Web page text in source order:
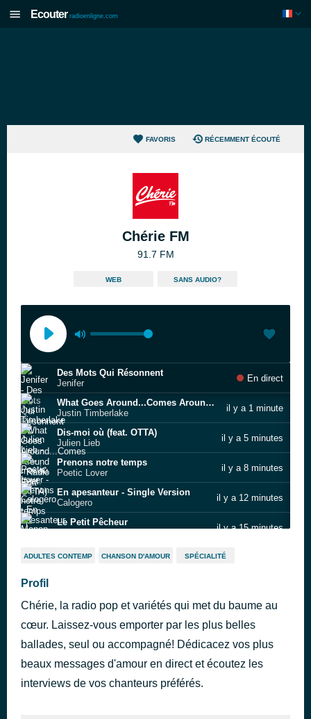
Ecouter radioenligne.com
FAVORIS RÉCEMMENT ÉCOUTÉ
Chérie FM
91.7 FM
WEB SANS AUDIO?
Des Mots Qui Résonnent
Jenifer
En direct
What Goes Around...Comes Around - Radio Edit
Justin Timberlake
il y a 1 minute
Dis-moi où (feat. OTTA)
Julien Lieb
il y a 5 minutes
Prenons notre temps
Poetic Lover
il y a 8 minutes
En apesanteur - Single Version
Calogero
il y a 12 minutes
Le Petit Pêcheur
il y a 15 minutes
L’histoire d’un petit pêcheur
il y a 17 minutes
When Love Takes Over
David Guetta
Promiscuous
Nelly Furtado
il y a 20 minutes
ADULTES CONTEMP CHANSON D'AMOUR SPÉCIALITÉ
Profil
Chérie, la radio pop et variétés qui met du baume au
cœur. Laissez-vous emporter par les plus belles
ballades, seul ou accompagné! Dédicacez vos plus
beaux messages d'amour en direct et écoutez les
interviews de vos chanteurs préférés.